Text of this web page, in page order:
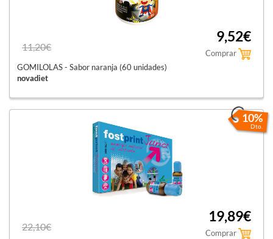
11,20€
9,52€
Comprar
GOMILOLAS - Sabor naranja (60 unidades)
novadiet
10%
Dto.
22,10€
19,89€
Comprar